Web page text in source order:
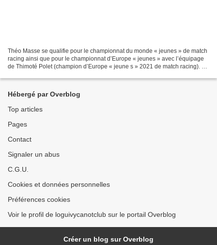
Théo Masse se qualifie pour le championnat du monde « jeunes » de match
racing ainsi que pour le championnat d’Europe « jeunes » avec l’équipage
de Thimoté Polet (champion d’Europe « jeune s » 2021 de match racing). Le
Hébergé par Overblog
Top articles
Pages
Contact
Signaler un abus
C.G.U.
Cookies et données personnelles
Préférences cookies
Voir le profil de loguivycanotclub sur le portail Overblog
Créer un blog sur Overblog